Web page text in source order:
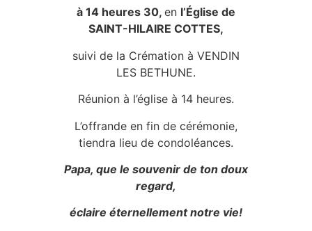
à 14 heures 30, en l’Église de
SAINT-HILAIRE COTTES,
suivi de la Crémation à VENDIN
LES BETHUNE.
Réunion à l’église à 14 heures.
L’offrande en fin de cérémonie,
tiendra lieu de condoléances.
Papa, que le souvenir de ton doux
regard,
éclaire éternellement notre vie!